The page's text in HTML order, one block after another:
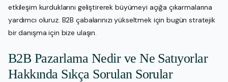
etkileşim kurduklarını geliştirerek büyümeyi açığa çıkarmalarına
yardımcı oluruz. B2B çabalarınızı yükseltmek için bugün stratejik
bir danışma için bize ulaşın.
B2B Pazarlama Nedir ve Ne Satıyorlar
Hakkında Sıkça Sorulan Sorular